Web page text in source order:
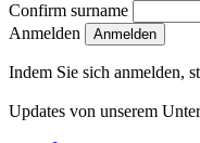
Confirm surname
Anmelden
Indem Sie sich anmelden,
Updates von unserem